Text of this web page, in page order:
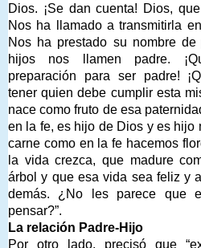
Dios. ¡Se dan cuenta! Dios,
Nos ha llamado a transmitirla
Nos ha prestado su nombre
hijos nos llamen padre.
preparación para ser padre!
tener quien debe cumplir esta
nace como fruto de esa
en la fe, es hijo de Dios y es hijo
carne como en la fe hacemos
la vida crezca, que madure
árbol y que esa vida sea feliz y
demás. ¿No les parece que
pensar?”.
La relación Padre-Hijo
Por otro lado, precisó que